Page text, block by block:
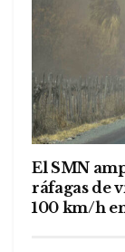
El SMN
ráfagas de
100 km/h